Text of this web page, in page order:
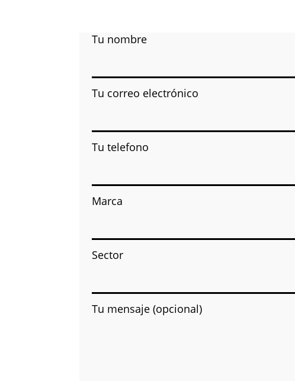
Tu nombre
Tu correo electrónico
Tu telefono
Marca
Sector
Tu mensaje (opcional)